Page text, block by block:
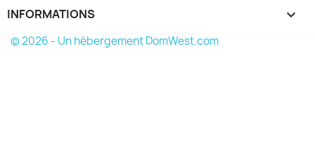
INFORMATIONS keyboard_arrow_down
© 2026 - Un hébergement DomWest.com